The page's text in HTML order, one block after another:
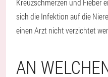
Kreuzschmerzen und Fieber
sich die Infektion auf die
einen Arzt nicht verzichtet
AN